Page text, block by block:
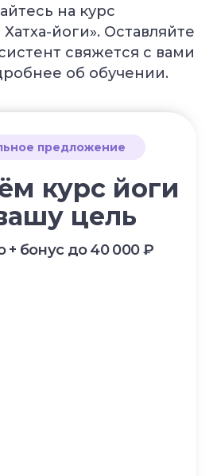
на курс
йоги». Оставляйте
свяжется с вами
об обучении.
ПОДРОБНЕЕ